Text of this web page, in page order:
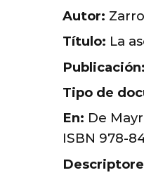
Autor:
Título: La
Publicación:
Tipo de
En: De
ISBN 978-